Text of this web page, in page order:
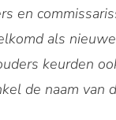
en
als
keurden
de naam van